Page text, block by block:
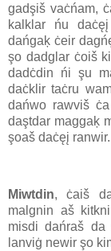
gadşiš vaċńam,
kalklar ńu
dańgaķ ċeir
şo dadglar ċoiš
dadċdin ńi şu
daċklir taċru
dańwo rawviš
daştdar maggaķ
şoaš daċęį ranwir.
Miwtdin, ċaiš
malgnin aš
misdi dańraš
lanviġ newir şo